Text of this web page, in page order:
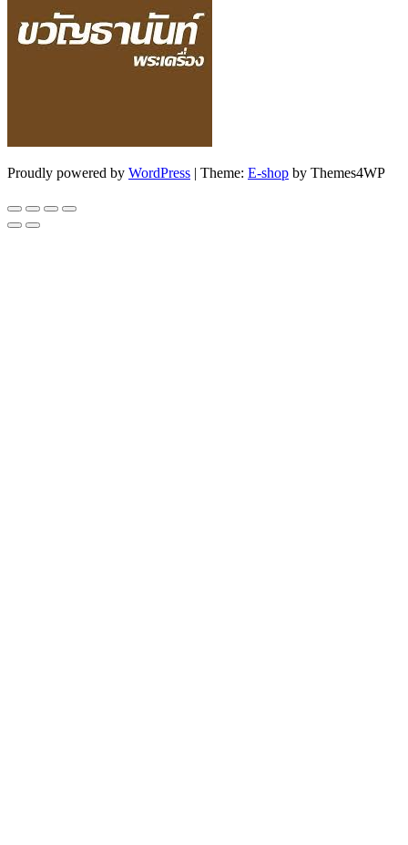
Proudly powered by WordPress | Theme: E-shop by Themes4WP